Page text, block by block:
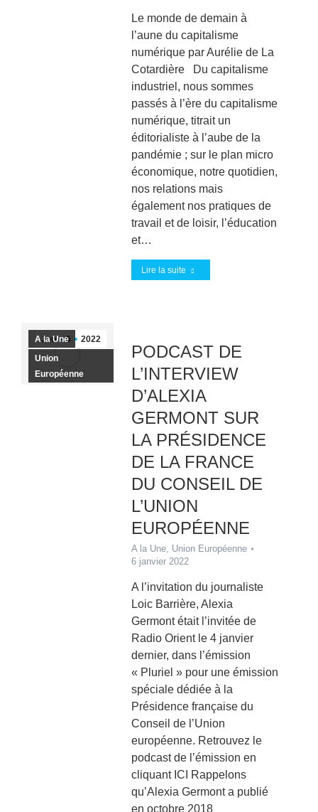
Le monde de demain à
l’aune du capitalisme
numérique par Aurélie de La
Cotardière Du capitalisme
industriel, nous sommes
passés à l’ère du capitalisme
numérique, titrait un
éditorialiste à l’aube de la
pandémie ; sur le plan micro
économique, notre quotidien,
nos relations mais
également nos pratiques de
travail et de loisir, l’éducation
et…
Lire la suite
Jan 6 2022
A la Une
Union
Européenne
PODCAST DE
L’INTERVIEW
D’ALEXIA
GERMONT SUR
LA PRÉSIDENCE
DE LA FRANCE
DU CONSEIL DE
L’UNION
EUROPÉENNE
A la Une, Union Européenne
6 janvier 2022
A l’invitation du journaliste
Loic Barrière, Alexia
Germont était l’invitée de
Radio Orient le 4 janvier
dernier, dans l’émission
« Pluriel » pour une émission
spéciale dédiée à la
Présidence française du
Conseil de l’Union
européenne. Retrouvez le
podcast de l’émission en
cliquant ICI Rappelons
qu’Alexia Germont a publié
en octobre 2018